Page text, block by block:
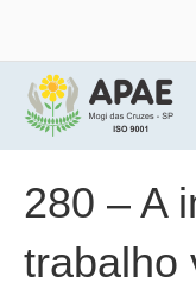
280 – A
trabalho